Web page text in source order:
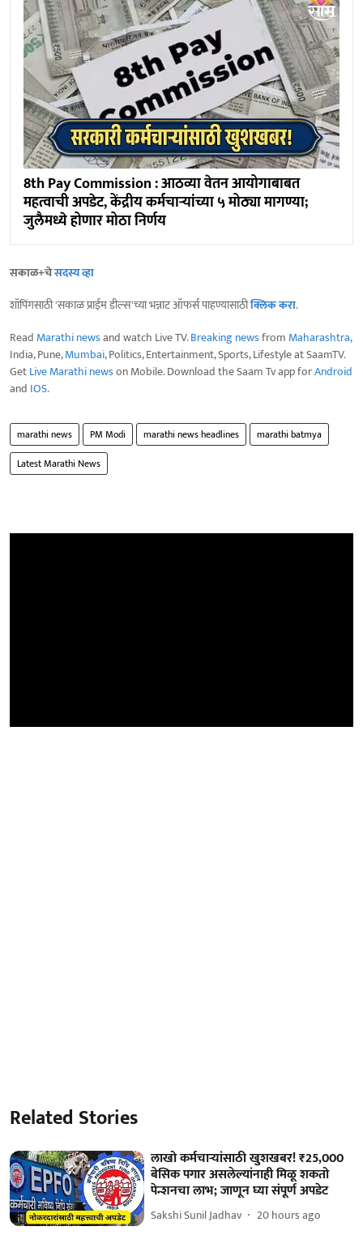
8th Pay Commission : आठव्या वेतन आयोगाबाबत
महत्वाची अपडेट, केंद्रीय कर्मचाऱ्यांच्या ५ मोठ्या मागण्या;
जुलैमध्ये होणार मोठा निर्णय
सकाळ+चेसदस्य व्हा
शॉपिंगसाठी 'सकाळ प्राईम डील्स'च्या भन्नाट ऑफर्स पाहण्यासाठीक्लिक करा.
Read Marathi newsand watch Live TV.Breaking newsfrom Maharashtra,
India, Pune,Mumbai, Politics, Entertainment, Sports, Lifestyle at SaamTV.
GetLive Marathi newson Mobile. Download the Saam Tv app forAndroid
and IOS.
marathi news PM Modi marathi news headlines
marathi batmya
Latest Marathi News
Related Stories
लाखो कर्मचाऱ्यांसाठी खुशखबर! ₹25,000
बेसिक पगार असलेल्यांनाही मिळू शकतो
पेन्शनचा लाभ; जाणून घ्या संपूर्ण अपडेट
Sakshi Sunil Jadhav 20 hours ago